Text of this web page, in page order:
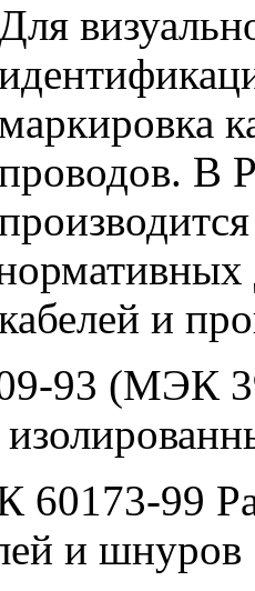
В
и
93 (МЭК
99
и шнуров